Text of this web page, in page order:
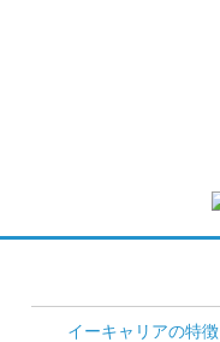
イーキャリアの特徴